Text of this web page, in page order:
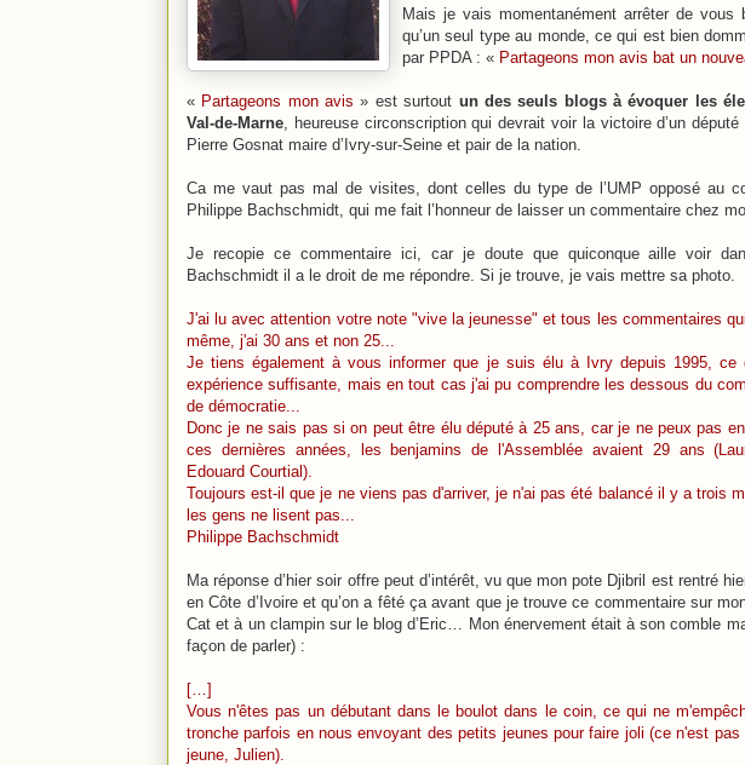
Mais je vais momentanément arrêter de vous
qu’un seul type au monde, ce qui est bien
par PPDA : « Partageons mon avis bat un
« Partageons mon avis » est surtout un des seuls blogs à évoquer les
Val-de-Marne , heureuse circonscription qui devrait voir la victoire d’un
Pierre Gosnat maire d’Ivry-sur-Seine et pair de la nation.
Ca me vaut pas mal de visites, dont celles du type de l’UMP opposé au
Philippe Bachschmidt, qui me fait l’honneur de laisser un commentaire chez
Je recopie ce commentaire ici, car je doute que quiconque aille voir
Bachschmidt il a le droit de me répondre. Si je trouve, je vais mettre sa photo.
J'ai lu avec attention votre note "vive la jeunesse" et tous les commentaires
même, j'ai 30 ans et non 25...
Je tiens également à vous informer que je suis élu à Ivry depuis 1995,
expérience suffisante, mais en tout cas j'ai pu comprendre les dessous du
de démocratie...
Donc je ne sais pas si on peut être élu député à 25 ans, car je ne peux pas
ces dernières années, les benjamins de l'Assemblée avaient 29 ans
Edouard Courtial).
Toujours est-il que je ne viens pas d'arriver, je n'ai pas été balancé il y a trois
les gens ne lisent pas...
Philippe Bachschmidt
Ma réponse d’hier soir offre peut d’intérêt, vu que mon pote Djibril est rentré
en Côte d’Ivoire et qu’on a fêté ça avant que je trouve ce commentaire sur
Cat et à un clampin sur le blog d’Eric… Mon énervement était à son comble
façon de parler) :
[…]
Vous n'êtes pas un débutant dans le boulot dans le coin, ce qui ne
tronche parfois en nous envoyant des petits jeunes pour faire joli (ce n'est
jeune, Julien).